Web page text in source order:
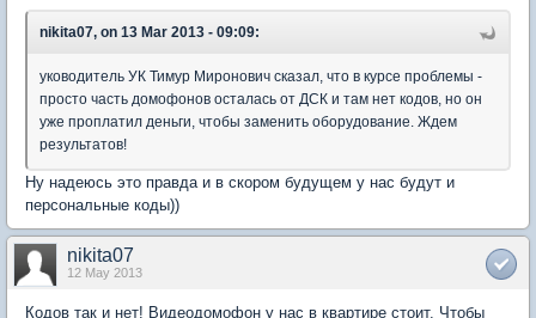
nikita07, on 13 Mar 2013 - 09:09:
уководитель УК Тимур Миронович сказал, что в курсе проблемы -
просто часть домофонов осталась от ДСК и там нет кодов, но он
уже проплатил деньги, чтобы заменить оборудование. Ждем
результатов!
Ну надеюсь это правда и в скором будущем у нас будут и
персональные коды))
nikita07
12 May 2013
Кодов так и нет! Видеодомофон у нас в квартире стоит. Чтобы